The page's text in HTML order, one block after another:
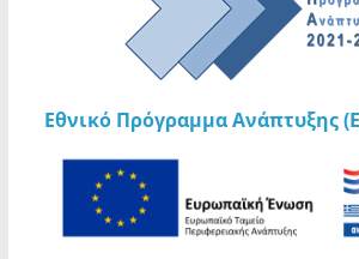
𝝜 𝝥𝝤𝝠𝝜 𝝡𝝖𝝨 𝝤𝝡𝝤𝝦𝝫𝝖𝝞𝝢𝝚𝝞 |
Σχολείο Δάφνης
Ανακοίνωση ΣΟΧ 3/2026 –
προσωπικού ορισμένου χρόνου
Εθνικό Πρόγραμμα Ανάπτυξης